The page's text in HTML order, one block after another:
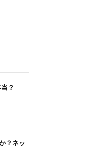
？
？ネッ